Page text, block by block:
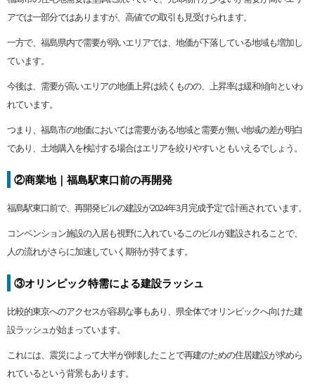
アでは一部分ではありますが、高値での取引も見受けられます。
一方で、福島県内で需要が弱いエリアでは、地価が下落している地域も増加し
ています。
今後は、需要が高いエリアの地価上昇は続くものの、上昇率は緩和傾向といわ
れています。
つまり、福島市の地価においては需要がある地域と需要が無い地域の差が明白
であり、土地購入を検討する場合はエリアを絞りやすいともいえるでしょう。
②商業地｜福島駅東口前の再開発
福島駅東口前で、再開発ビルの建設が2024年3月完成予定で計画されています。
コンベンション施設の入居も視野に入れているこのビルが建設されることで、
人の流れがさらに加速していく期待が持てます。
③オリンピック特需による建設ラッシュ
比較的東京へのアクセスが容易な事もあり、県全体でオリンピックへ向けた建
設ラッシュが始まっています。
これには、震災によって大半が倒壊したことで再建のための住居建設が求めら
れているという背景もあります。